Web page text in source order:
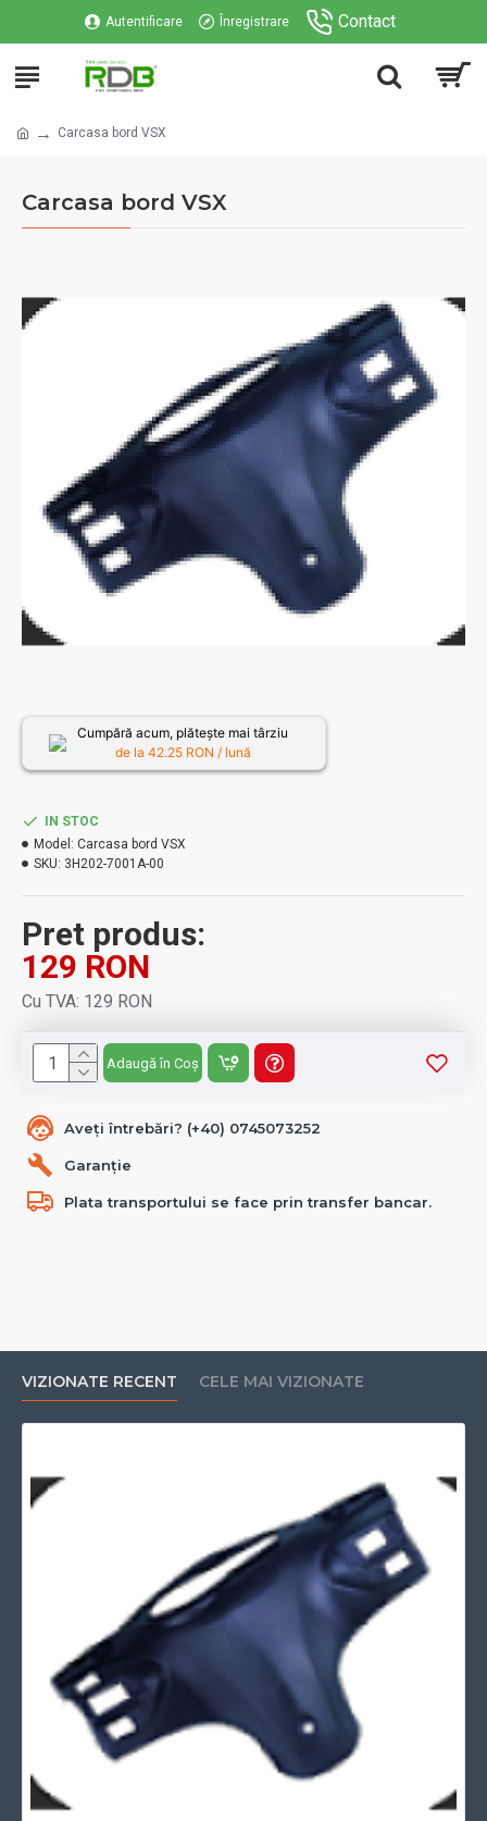
Autentificare Înregistrare Contact
Carcasa bord VSX
Carcasa bord VSX
Aveți întrebări? (+40) 0745073252
Garanție
Plata transportului se face prin transfer bancar.
Pret produs:
129 RON
Cu TVA: 129 RON
IN STOC
Model: Carcasa bord VSX
SKU: 3H202-7001A-00
Adaugă în Coș
Cumpără acum, plătește mai târziu
de la 42.25RON / lună
VIZIONATE RECENT CELE MAI VIZIONATE